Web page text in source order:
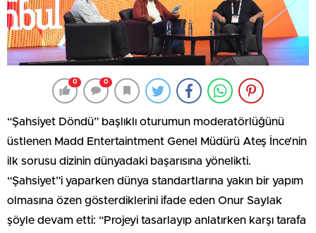
0 0
“Şahsiyet Döndü” başlıklı oturumun moderatörlüğünü
üstlenen Madd Entertaintment Genel Müdürü Ateş İnce’nin
ilk sorusu dizinin dünyadaki başarısına yönelikti.
“Şahsiyet”i yaparken dünya standartlarına yakın bir yapım
olmasına özen gösterdiklerini ifade eden Onur Saylak
şöyle devam etti: “Projeyi tasarlayıp anlatırken karşı tarafa